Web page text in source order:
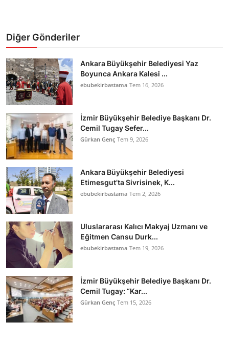
Diğer Gönderiler
Ankara Büyükşehir Belediyesi Yaz
Boyunca Ankara Kalesi ...
ebubekirbastama Tem 16, 2026
İzmir Büyükşehir Belediye Başkanı Dr.
Cemil Tugay Sefer...
Gürkan Genç Tem 9, 2026
Ankara Büyükşehir Belediyesi
Etimesgut’ta Sivrisinek, K...
ebubekirbastama Tem 2, 2026
Uluslararası Kalıcı Makyaj Uzmanı ve
Eğitmen Cansu Durk...
ebubekirbastama Tem 19, 2026
İzmir Büyükşehir Belediye Başkanı Dr.
Cemil Tugay: “Kar...
Gürkan Genç Tem 15, 2026